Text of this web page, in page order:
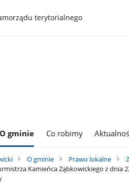
terytorialnego
O gminie Co robimy
O gminie Prawo lokalne
Kamieńca Ząbkowickiego z